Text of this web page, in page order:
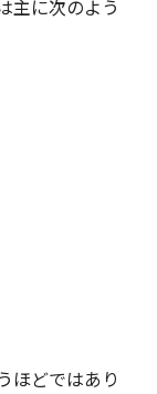
主に次のよう
ほどではあり